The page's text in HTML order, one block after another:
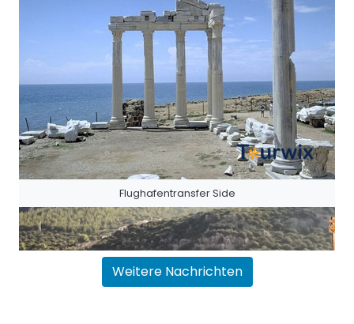
Flughafentransfer Side
Weitere Nachrichten